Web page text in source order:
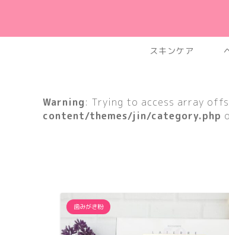
スキンケア
Warning: Trying to access array
content/themes/jin/category.php
歯みがき粉